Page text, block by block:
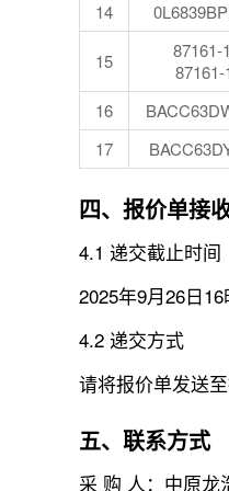
14
15
87161-
16
17
四、报价单接
4.1 递交截止时间
2025年9月26日16
4.2 递交方式
请将报价单发送
五、联系方式
采 购 人：中原龙